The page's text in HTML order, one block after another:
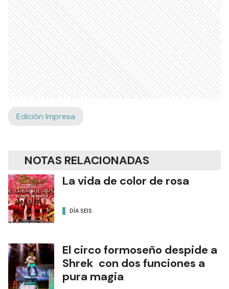
Edición Impresa
NOTAS RELACIONADAS
La vida de color de rosa
DÍA SEIS
El circo formoseño despide a
Shrek con dos funciones a
pura magia